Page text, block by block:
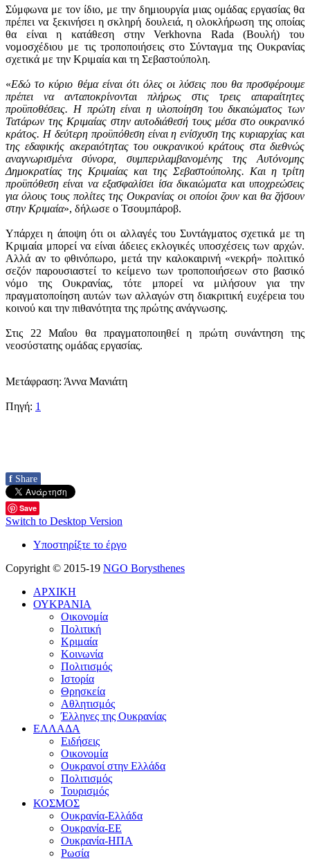
Σύμφωνα με τον ίδιο, με την δημιουργία μιας ομάδας εργασίας θα
πρέπει να ξεκινήσει η σκληρή δουλειά, η ολοκλήρωση της οποίας
θα είναι η κατάθεση στην Verkhovna Rada (Βουλή) του
νομοσχέδιου με τις τροποποιήσεις στο Σύνταγμα της Ουκρανίας
σχετικά με την Κριμαία και τη Σεβαστούπολη.
«Εδώ το κύριο θέμα είναι ότι όλες οι λύσεις που θα προσφέρουμε
πρέπει να ανταποκρίνονται πλήρως στις τρεις απαραίτητες
προϋποθέσεις. Η πρώτη είναι η υλοποίηση του δικαιώματος των
Τατάρων της Κριμαίας στην αυτοδιάθεσή τους μέσα στο ουκρανικό
κράτος. Η δεύτερη προϋπόθεση είναι η ενίσχυση της κυριαρχίας και
της εδαφικής ακεραιότητας του ουκρανικού κράτους στα διεθνώς
αναγνωρισμένα σύνορα, συμπεριλαμβανομένης της Αυτόνομης
Δημοκρατίας της Κριμαίας και της Σεβαστούπολης. Και η τρίτη
προϋπόθεση είναι να εξασφαλίσει ίσα δικαιώματα και υποχρεώσεις
για όλους τους πολίτες της Ουκρανίας οι οποίοι ζουν και θα ζήσουν
στην Κριμαία», δήλωσε ο Τσουμπάροβ.
Υπάρχει η άποψη ότι οι αλλαγές του Συντάγματος σχετικά με τη
Κριμαία μπορεί να είναι άδειες εκλογικές υποσχέσεις των αρχών.
Αλλά αν το φθινόπωρο, μετά την καλοκαιρινή «νεκρή» πολιτικό
σεζόν παρουσιαστεί το κείμενο των τροποποιήσεων στο βασικό
νόμο της Ουκρανίας, τότε μπορεί να μιλήσουν για την
πραγματοποίηση αυτών των αλλαγών στη διακριτική ευχέρεια του
κοινού και την πιθανότητα της πρώτης ανάγνωσης.
Στις 22 Μαΐου θα πραγματοποιηθεί η πρώτη συνάντηση της
νεοσύστατης ομάδας εργασίας.
Μετάφραση: Άννα Μανιάτη
Πηγή: 1
f Share
Save
Switch to Desktop Version
Υποστηρίξτε το έργο
Copyright © 2015-19 NGO Borysthenes
ΑΡΧΙΚΗ
ΟΥΚΡΑΝΙΑ
Οικονομία
Πολιτική
Κριμαία
Κοινωνία
Πολιτισμός
Ιστορία
Θρησκεία
Αθλητισμός
Έλληνες της Ουκρανίας
ΕΛΛΑΔΑ
Ειδήσεις
Οικονομία
Ουκρανοί στην Ελλάδα
Πολιτισμός
Τουρισμός
ΚΟΣΜΟΣ
Ουκρανία-Ελλάδα
Ουκρανία-ΕΕ
Ουκρανία-ΗΠΑ
Ρωσία